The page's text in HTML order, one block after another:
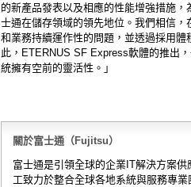
的新產品發表以及相應的性能增強措施
士通在儲存領域的領先地位。我們相信
和業務持續運作性的問題，並透過採用
此，ETERNUS SF Express軟體的推出
統擁有空前的靈活性。」
關於富士通（Fujitsu）
富士通是引領全球的企業IT解決方案
工致力於整合全球各地系統與服務專